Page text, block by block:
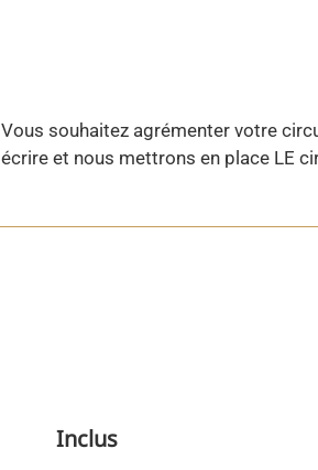
Vous souhaitez agrémenter votre
écrire et nous mettrons en place LE
Inclus